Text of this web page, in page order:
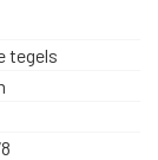
tegels